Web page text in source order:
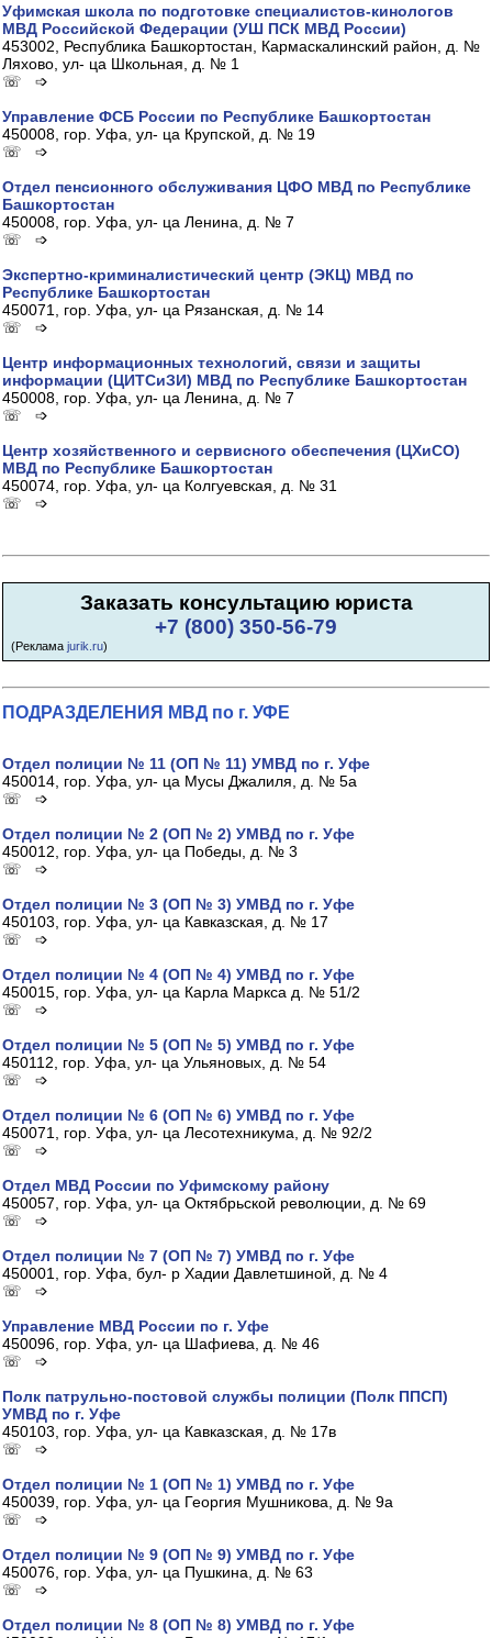
Уфимская школа по подготовке специалистов-кинологов
МВД Российской Федерации (УШ ПСК МВД России)
453002, Республика Башкортостан, Кармаскалинский район, д. №
Ляхово, ул- ца Школьная, д. № 1
☏ ➩
Управление ФСБ России по Республике Башкортостан
450008, гор. Уфа, ул- ца Крупской, д. № 19
☏ ➩
Отдел пенсионного обслуживания ЦФО МВД по Республике
Башкортостан
450008, гор. Уфа, ул- ца Ленина, д. № 7
☏ ➩
Экспертно-криминалистический центр (ЭКЦ) МВД по
Республике Башкортостан
450071, гор. Уфа, ул- ца Рязанская, д. № 14
☏ ➩
Центр информационных технологий, связи и защиты
информации (ЦИТСиЗИ) МВД по Республике Башкортостан
450008, гор. Уфа, ул- ца Ленина, д. № 7
☏ ➩
Центр хозяйственного и сервисного обеспечения (ЦХиСО)
МВД по Республике Башкортостан
450074, гор. Уфа, ул- ца Колгуевская, д. № 31
☏ ➩
Заказать консультацию юриста
+7 (800) 350-56-79
(Реклама jurik.ru)
ПОДРАЗДЕЛЕНИЯ МВД по г. УФЕ
Отдел полиции № 11 (ОП № 11) УМВД по г. Уфе
450014, гор. Уфа, ул- ца Мусы Джалиля, д. № 5а
☏ ➩
Отдел полиции № 2 (ОП № 2) УМВД по г. Уфе
450012, гор. Уфа, ул- ца Победы, д. № 3
☏ ➩
Отдел полиции № 3 (ОП № 3) УМВД по г. Уфе
450103, гор. Уфа, ул- ца Кавказская, д. № 17
☏ ➩
Отдел полиции № 4 (ОП № 4) УМВД по г. Уфе
450015, гор. Уфа, ул- ца Карла Маркса д. № 51/2
☏ ➩
Отдел полиции № 5 (ОП № 5) УМВД по г. Уфе
450112, гор. Уфа, ул- ца Ульяновых, д. № 54
☏ ➩
Отдел полиции № 6 (ОП № 6) УМВД по г. Уфе
450071, гор. Уфа, ул- ца Лесотехникума, д. № 92/2
☏ ➩
Отдел МВД России по Уфимскому району
450057, гор. Уфа, ул- ца Октябрьской революции, д. № 69
☏ ➩
Отдел полиции № 7 (ОП № 7) УМВД по г. Уфе
450001, гор. Уфа, бул- р Хадии Давлетшиной, д. № 4
☏ ➩
Управление МВД России по г. Уфе
450096, гор. Уфа, ул- ца Шафиева, д. № 46
☏ ➩
Полк патрульно-постовой службы полиции (Полк ППСП)
УМВД по г. Уфе
450103, гор. Уфа, ул- ца Кавказская, д. № 17в
☏ ➩
Отдел полиции № 1 (ОП № 1) УМВД по г. Уфе
450039, гор. Уфа, ул- ца Георгия Мушникова, д. № 9а
☏ ➩
Отдел полиции № 9 (ОП № 9) УМВД по г. Уфе
450076, гор. Уфа, ул- ца Пушкина, д. № 63
☏ ➩
Отдел полиции № 8 (ОП № 8) УМВД по г. Уфе